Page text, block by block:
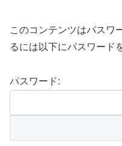
このコンテンツはパスワ
るには以下にパスワード
パスワード: